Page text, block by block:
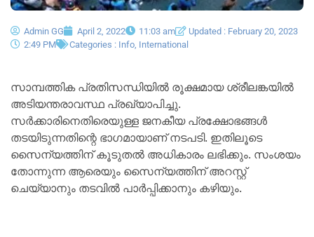
Admin GG April 2, 2022 11:03 am
Updated : February 20, 2023
2:49 PM
Categories : Info International
സാമ്പത്തിക പ്രതിസന്ധിയില്‍ രൂക്ഷമായ ശ്രീലങ്കയില്‍
അടിയന്തരാവസ്ഥ പ്രഖ്യാപിച്ചു.
സര്‍ക്കാരിനെതിരെയുള്ള ജനകീയ പ്രക്ഷോഭങ്ങള്‍
തടയിടുന്നതിന്റെ ഭാഗമായാണ് നടപടി. ഇതിലൂടെ
സൈന്യത്തിന് കൂടുതല്‍ അധികാരം ലഭിക്കും. സംശയം
തോന്നുന്ന ആരെയും സൈന്യത്തിന് അറസ്റ്റ്
ചെയ്യാനും തടവില്‍ പാര്‍പ്പിക്കാനും കഴിയും.